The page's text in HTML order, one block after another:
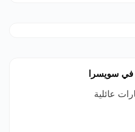
سويسرا
عائلية